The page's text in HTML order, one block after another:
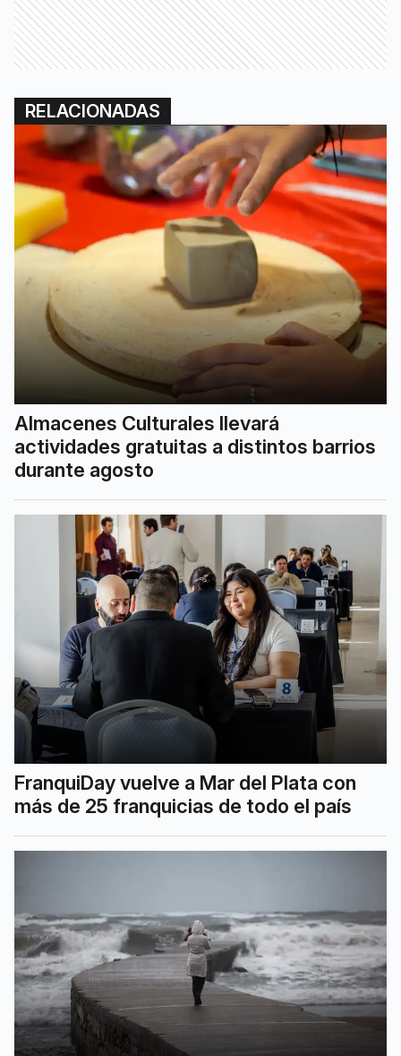
RELACIONADAS
Almacenes Culturales llevará
actividades gratuitas a distintos barrios
durante agosto
FranquiDay vuelve a Mar del Plata con
más de 25 franquicias de todo el país